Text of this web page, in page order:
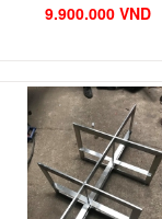
9.900.000 VND